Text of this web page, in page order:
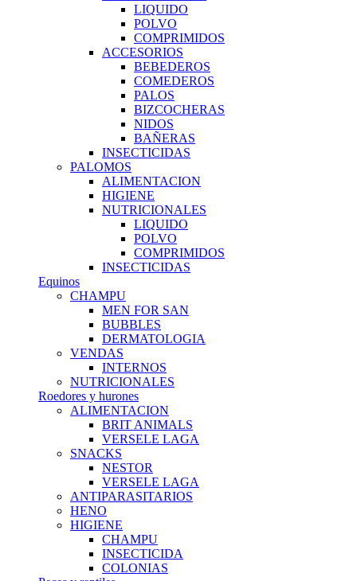
LIQUIDO
POLVO
COMPRIMIDOS
ACCESORIOS
BEBEDEROS
COMEDEROS
PALOS
BIZCOCHERAS
NIDOS
BAÑERAS
INSECTICIDAS
PALOMOS
ALIMENTACION
HIGIENE
NUTRICIONALES
LIQUIDO
POLVO
COMPRIMIDOS
INSECTICIDAS
Equinos
CHAMPU
MEN FOR SAN
BUBBLES
DERMATOLOGIA
VENDAS
INTERNOS
NUTRICIONALES
Roedores y hurones
ALIMENTACION
BRIT ANIMALS
VERSELE LAGA
SNACKS
NESTOR
VERSELE LAGA
ANTIPARASITARIOS
HENO
HIGIENE
CHAMPU
INSECTICIDA
COLONIAS